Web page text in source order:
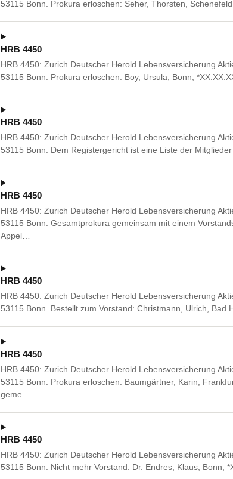
53115 Bonn. Prokura erloschen: Seher, Thorsten,
HRB 4450
HRB 4450: Zurich Deutscher Herold Lebensversicherung
53115 Bonn. Prokura erloschen: Boy, Ursula, Bonn,
HRB 4450
HRB 4450: Zurich Deutscher Herold Lebensversicherung
53115 Bonn. Dem Registergericht ist eine Liste der
HRB 4450
HRB 4450: Zurich Deutscher Herold Lebensversicherung
53115 Bonn. Gesamtprokura gemeinsam mit einem
Appel…
HRB 4450
HRB 4450: Zurich Deutscher Herold Lebensversicherung
53115 Bonn. Bestellt zum Vorstand: Christmann, Ulrich,
HRB 4450
HRB 4450: Zurich Deutscher Herold Lebensversicherung
53115 Bonn. Prokura erloschen: Baumgärtner, Karin,
geme…
HRB 4450
HRB 4450: Zurich Deutscher Herold Lebensversicherung
53115 Bonn. Nicht mehr Vorstand: Dr. Endres, Klaus, Bonn,